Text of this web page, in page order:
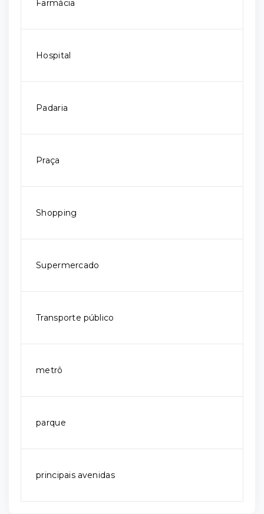
Farmácia
Hospital
Padaria
Praça
Shopping
Supermercado
Transporte público
metrô
parque
principais avenidas